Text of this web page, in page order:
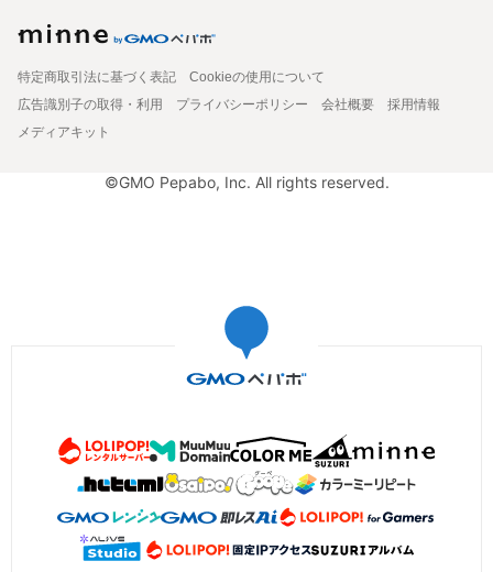
特定商取引法に基づく表記
Cookieの使用について
広告識別子の取得・利用
プライバシーポリシー 会社概要
採用情報
メディアキット
©GMO Pepabo, Inc. All rights reserved.